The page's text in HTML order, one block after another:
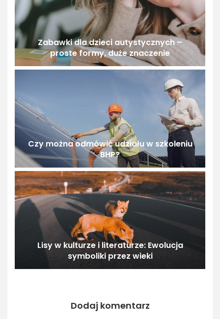
Zabawki dla dzieci autystycznych –
proste formy, duże znaczenie
Czy można odmówić udziału w szkoleniu
BHP?
Lisy w kulturze i literaturze: Ewolucja
symboliki przez wieki
Dodaj komentarz